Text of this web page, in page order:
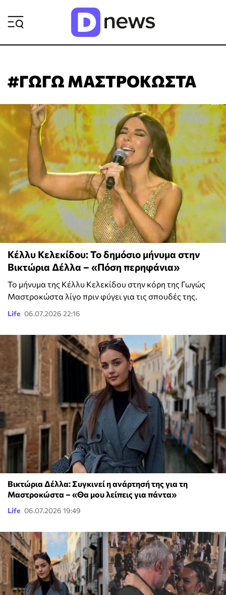
#ΓΩΓΩ ΜΑΣΤΡΟΚΩΣΤΑ
Κέλλυ Κελεκίδου: Το δημόσιο μήνυμα στην
Βικτώρια Δέλλα – «Πόση περηφάνια»
Το μήνυμα της Κέλλυ Κελεκίδου στην κόρη της Γωγώς
Μαστροκώστα λίγο πριν φύγει για τις σπουδές της.
Life 06.07.2026 22:16
Βικτώρια Δέλλα: Συγκινεί η ανάρτησή της για τη
Μαστροκώστα – «Θα μου λείπεις για πάντα»
Life 06.07.2026 19:49